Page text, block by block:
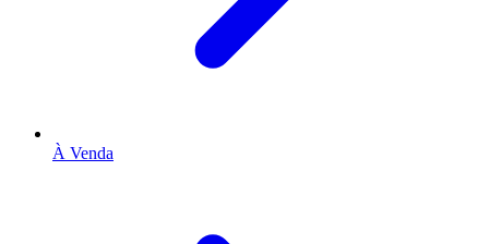
À Venda